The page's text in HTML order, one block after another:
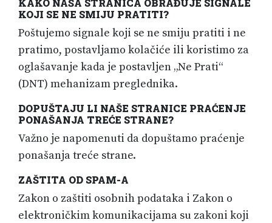
KAKO NAŠA STRANICA OBRAĐUJE SIGNALE
KOJI SE NE SMIJU PRATITI?
Poštujemo signale koji se ne smiju pratiti i ne
pratimo, postavljamo kolačiće ili koristimo za
oglašavanje kada je postavljen „Ne Prati“
(DNT) mehanizam preglednika.
DOPUŠTAJU LI NAŠE STRANICE PRAĆENJE
PONAŠANJA TREĆE STRANE?
Važno je napomenuti da dopuštamo praćenje
ponašanja treće strane.
ZAŠTITA OD SPAM-A
Zakon o zaštiti osobnih podataka i Zakon o
elektroničkim komunikacijama su zakoni koji